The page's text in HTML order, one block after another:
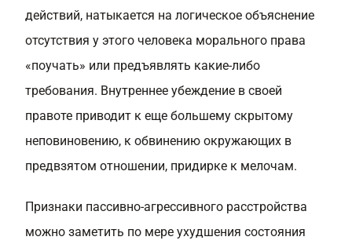
действий, натыкается на логическое объяснение
отсутствия у этого человека морального права
«поучать» или предъявлять какие-либо
требования. Внутреннее убеждение в своей
правоте приводит к еще большему скрытому
неповиновению, к обвинению окружающих в
предвзятом отношении, придирке к мелочам.
Признаки пассивно-агрессивного расстройства
можно заметить по мере ухудшения состояния